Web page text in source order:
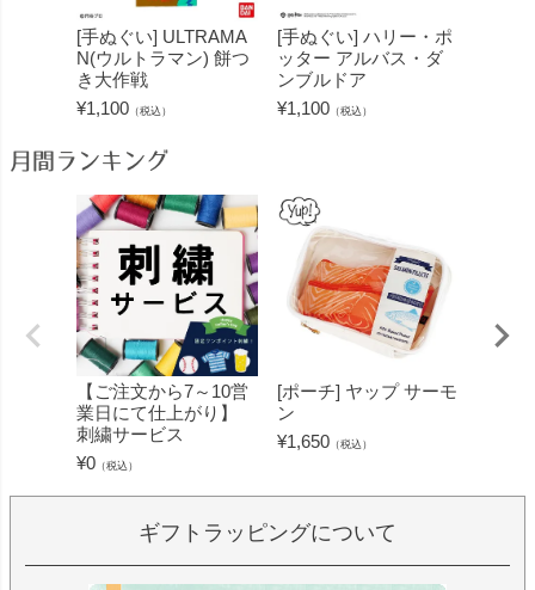
[手ぬぐい] ULTRAMA
N(ウルトラマン) 餅つ
き大作戦
¥1,100 （税込）
[手ぬぐい] ハリー・ポ
ッター アルバス・ダ
ンブルドア
¥1,100 （税込）
月間ランキング
【ご注文から7～10営
業日にて仕上がり】
刺繍サービス
¥0 （税込）
[ポーチ] ヤップ サーモ
ン
¥1,650 （税込）
ギフトラッピングについて